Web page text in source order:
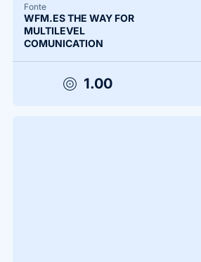
Fonte
WFM.ES THE WAY FOR
MULTILEVEL
COMUNICATION
target 1.00